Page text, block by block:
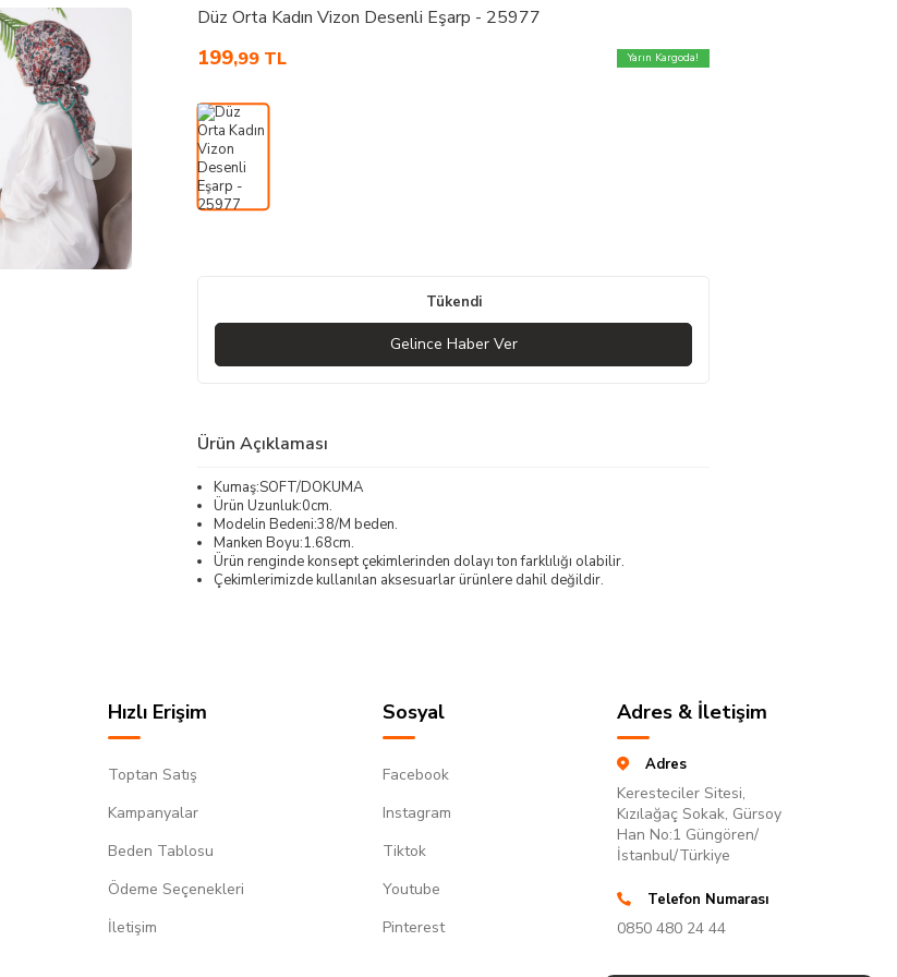
Düz Orta Kadın Vizon Desenli Eşarp - 25977
199,99 TL Yarın Kargoda!
Tükendi
Gelince Haber Ver
Ürün Açıklaması
Kumaş:SOFT/DOKUMA
Ürün Uzunluk:0cm.
Modelin Bedeni:38/M beden.
Manken Boyu:1.68cm.
Ürün renginde konsept çekimlerinden dolayı ton farklılığı olabilir.
Çekimlerimizde kullanılan aksesuarlar ürünlere dahil değildir.
Hızlı Erişim
Toptan Satış
Kampanyalar
Beden Tablosu
Ödeme Seçenekleri
İletişim
Sosyal
Facebook
Instagram
Tiktok
Youtube
Pinterest
Adres & İletişim
Adres
Keresteciler Sitesi,
Kızılağaç Sokak, Gürsoy
Han No:1 Güngören/
İstanbul/Türkiye
Telefon Numarası
0850 480 24 44